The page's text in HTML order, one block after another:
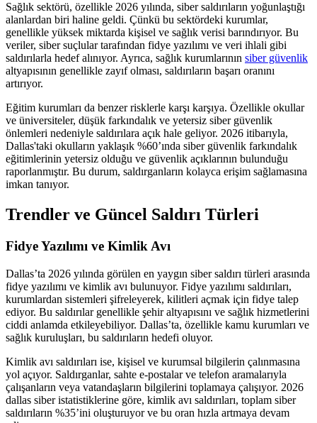
Sağlık sektörü, özellikle 2026 yılında, siber saldırıların yoğunlaştığı
alanlardan biri haline geldi. Çünkü bu sektördeki kurumlar,
genellikle yüksek miktarda kişisel ve sağlık verisi barındırıyor. Bu
veriler, siber suçlular tarafından fidye yazılımı ve veri ihlali gibi
saldırılarla hedef alınıyor. Ayrıca, sağlık kurumlarının siber güvenlik
altyapısının genellikle zayıf olması, saldırıların başarı oranını
artırıyor.
Eğitim kurumları da benzer risklerle karşı karşıya. Özellikle okullar
ve üniversiteler, düşük farkındalık ve yetersiz siber güvenlik
önlemleri nedeniyle saldırılara açık hale geliyor. 2026 itibarıyla,
Dallas'taki okulların yaklaşık %60’ında siber güvenlik farkındalık
eğitimlerinin yetersiz olduğu ve güvenlik açıklarının bulunduğu
raporlanmıştır. Bu durum, saldırganların kolayca erişim sağlamasına
imkan tanıyor.
Trendler ve Güncel Saldırı Türleri
Fidye Yazılımı ve Kimlik Avı
Dallas’ta 2026 yılında görülen en yaygın siber saldırı türleri arasında
fidye yazılımı ve kimlik avı bulunuyor. Fidye yazılımı saldırıları,
kurumlardan sistemleri şifreleyerek, kilitleri açmak için fidye talep
ediyor. Bu saldırılar genellikle şehir altyapısını ve sağlık hizmetlerini
ciddi anlamda etkileyebiliyor. Dallas’ta, özellikle kamu kurumları ve
sağlık kuruluşları, bu saldırıların hedefi oluyor.
Kimlik avı saldırıları ise, kişisel ve kurumsal bilgilerin çalınmasına
yol açıyor. Saldırganlar, sahte e-postalar ve telefon aramalarıyla
çalışanların veya vatandaşların bilgilerini toplamaya çalışıyor. 2026
dallas siber istatistiklerine göre, kimlik avı saldırıları, toplam siber
saldırıların %35’ini oluşturuyor ve bu oran hızla artmaya devam